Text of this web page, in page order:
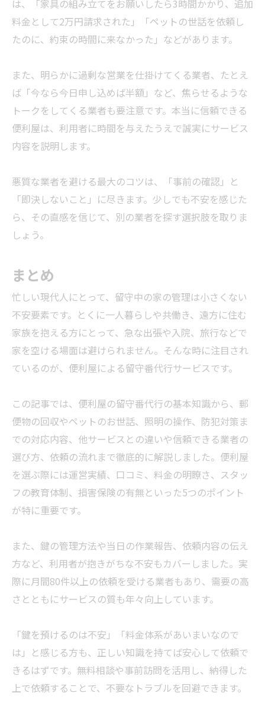
は、「家具の組み立てをお願いしたら3時間かかり、追加
料金として2万円請求された」「ペットの世話を依頼し
たのに、約束の時間に来なかった」などがあります。
また、明らかに過剰な営業を仕掛けてくる業者、たとえ
ば「今なら今日申し込めば半額」など、焦らせるような
トークをしてくる業者も要注意です。本当に信頼できる
便利屋は、利用者に時間を与えたうえで誠実にサービス
内容を説明します。
悪質な業者を避ける最大のコツは、「事前の確認」と
「即決しないこと」に尽きます。少しでも不安を感じた
ら、その直感を信じて、別の業者を探す選択肢を取りま
しょう。
まとめ
忙しい現代人にとって、留守中の家の管理は小さくない
不安要素です。とくに一人暮らしや共働き、遠方に住む
家族を抱える方にとって、急な出張や入院、旅行などで
家を空ける場面は避けられません。そんな時に注目され
ているのが、便利屋による留守番代行サービスです。
この記事では、便利屋の留守番代行の基本知識から、郵
便物の回収やペットのお世話、照明の操作、防犯対策ま
での対応内容、他サービスとの違いや信頼できる業者の
選び方、依頼の流れまで徹底的に解説しました。便利屋
を選ぶ際には運営実績、口コミ、料金の明瞭さ、スタッ
フの教育体制、損害保険の有無といった5つのポイント
が特に重要です。
また、鍵の管理方法や当日の作業報告、依頼内容の伝え
方など、利用者が抱きがちな不安もカバーしました。実
際に月間80件以上の依頼を受ける業者もあり、需要の高
さとともにサービスの質も年々向上しています。
「鍵を預けるのは不安」「料金体系があいまいなので
は」と感じる方も、正しい知識を持てば安心して依頼で
きるはずです。無料相談や事前訪問を活用し、納得した
上で依頼することで、不要なトラブルを回避できます。